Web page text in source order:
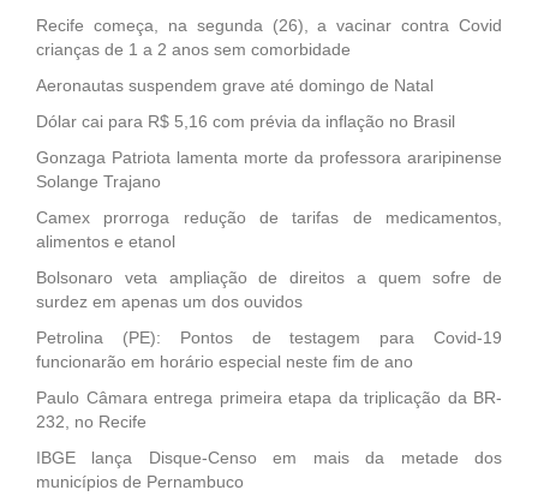
Recife começa, na segunda (26), a vacinar contra Covid
crianças de 1 a 2 anos sem comorbidade
Aeronautas suspendem grave até domingo de Natal
Dólar cai para R$ 5,16 com prévia da inflação no Brasil
Gonzaga Patriota lamenta morte da professora araripinense
Solange Trajano
Camex prorroga redução de tarifas de medicamentos,
alimentos e etanol
Bolsonaro veta ampliação de direitos a quem sofre de
surdez em apenas um dos ouvidos
Petrolina (PE): Pontos de testagem para Covid-19
funcionarão em horário especial neste fim de ano
Paulo Câmara entrega primeira etapa da triplicação da BR-
232, no Recife
IBGE lança Disque-Censo em mais da metade dos
municípios de Pernambuco